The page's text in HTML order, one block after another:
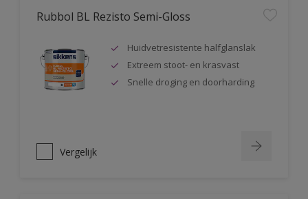
Rubbol BL Rezisto Semi-Gloss
Huidvetresistente halfglanslak
Extreem stoot- en krasvast
Snelle droging en doorharding
Vergelijk